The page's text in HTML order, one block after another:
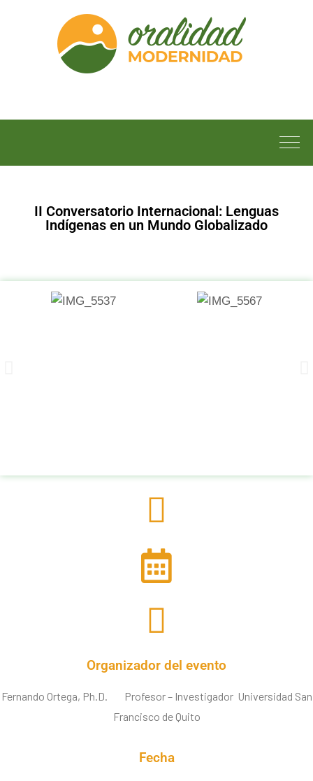
II Conversatorio Internacional: Lenguas
Indígenas en un Mundo Globalizado
Organizador del evento
Fernando Ortega, Ph.D. Profesor – Investigador Universidad San
Francisco de Quito
Fecha